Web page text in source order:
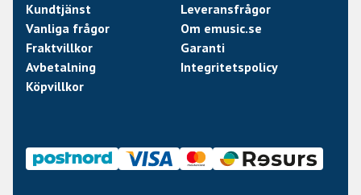
Kundtjänst
Leveransfrågor
Vanliga frågor
Om emusic.se
Fraktvillkor
Garanti
Avbetalning
Integritetspolicy
Köpvillkor